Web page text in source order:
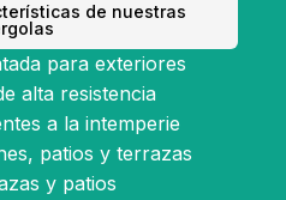
de nuestras
para exteriores
alta resistencia
a la intemperie
patios y terrazas
y patios